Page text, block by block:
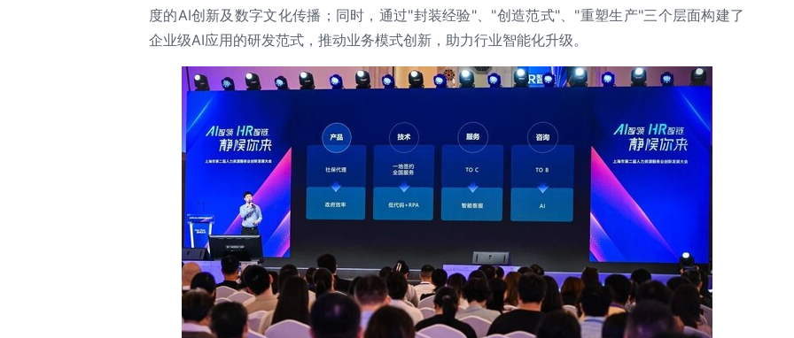
度的AI创新及数字文化传播；同时，通过"封装经验"、"创造范式"、"重塑生产"三个层面构建了
企业级AI应用的研发范式，推动业务模式创新，助力行业智能化升级。